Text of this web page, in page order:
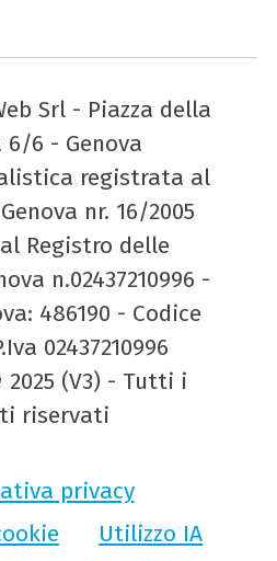
Srl - Piazza della
6 - Genova
registrata al
nr. 16/2005
Registro delle
n.02437210996 -
486190 - Codice
02437210996
(V3) - Tutti i
riservati
privacy
Utilizzo IA